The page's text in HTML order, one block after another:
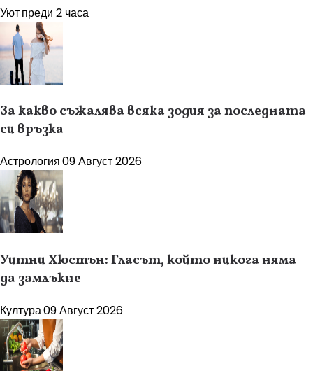
Уютпреди 2 часа
За какво съжалява всяка зодия за последната
си връзка
Астрология09 Август 2026
Уитни Хюстън: Гласът, който никога няма
да замлъкне
Култура09 Август 2026